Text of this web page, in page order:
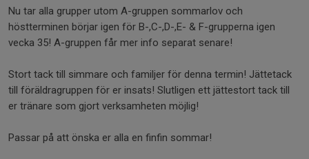
Nu tar alla grupper utom A-gruppen sommarlov och
höstterminen börjar igen för B-,C-,D-,E- & F-grupperna igen
vecka 35! A-gruppen får mer info separat senare!
Stort tack till simmare och familjer för denna termin! Jättetack
till föräldragruppen för er insats! Slutligen ett jättestort tack till
er tränare som gjort verksamheten möjlig!
Passar på att önska er alla en finfin sommar!